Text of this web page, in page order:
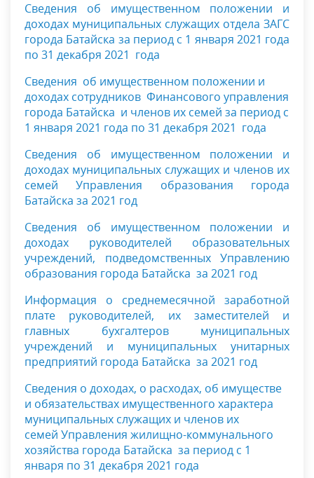
Сведения об имущественном положении и
доходах муниципальных служащих отдела ЗАГС
города Батайска за период с 1 января 2021 года
по 31 декабря 2021 года
Сведения об имущественном положении и
доходах сотрудников Финансового управления
города Батайска и членов их семей за период с
1 января 2021 года по 31 декабря 2021 года
Сведения об имущественном положении и
доходах муниципальных служащих и членов их
семей Управления образования города
Батайска за 2021 год
Сведения об имущественном положении и
доходах руководителей образовательных
учреждений, подведомственных Управлению
образования города Батайска за 2021 год
Информация о среднемесячной заработной
плате руководителей, их заместителей и
главных бухгалтеров муниципальных
учреждений и муниципальных унитарных
предприятий города Батайска за 2021 год
Сведения о доходах, о расходах, об имуществе
и обязательствах имущественного характера
муниципальных служащих и членов их
семей Управления жилищно-коммунального
хозяйства города Батайска за период с 1
января по 31 декабря 2021 года